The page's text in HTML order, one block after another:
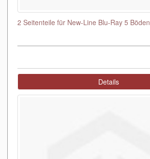
2 Seitenteile für New-Line Blu-Ray 5 Böden
Details